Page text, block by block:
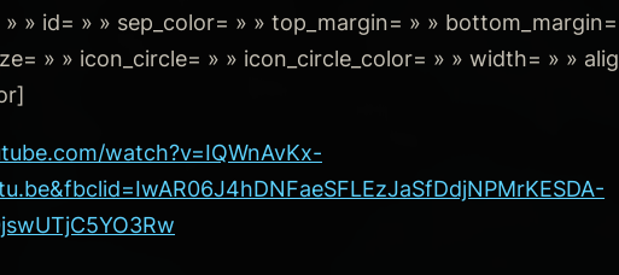
» id= » » sep_color= » » top_margin= » »
» » icon_circle= » » icon_circle_color= » » width= » »
watch?v=IQWnAvKx-